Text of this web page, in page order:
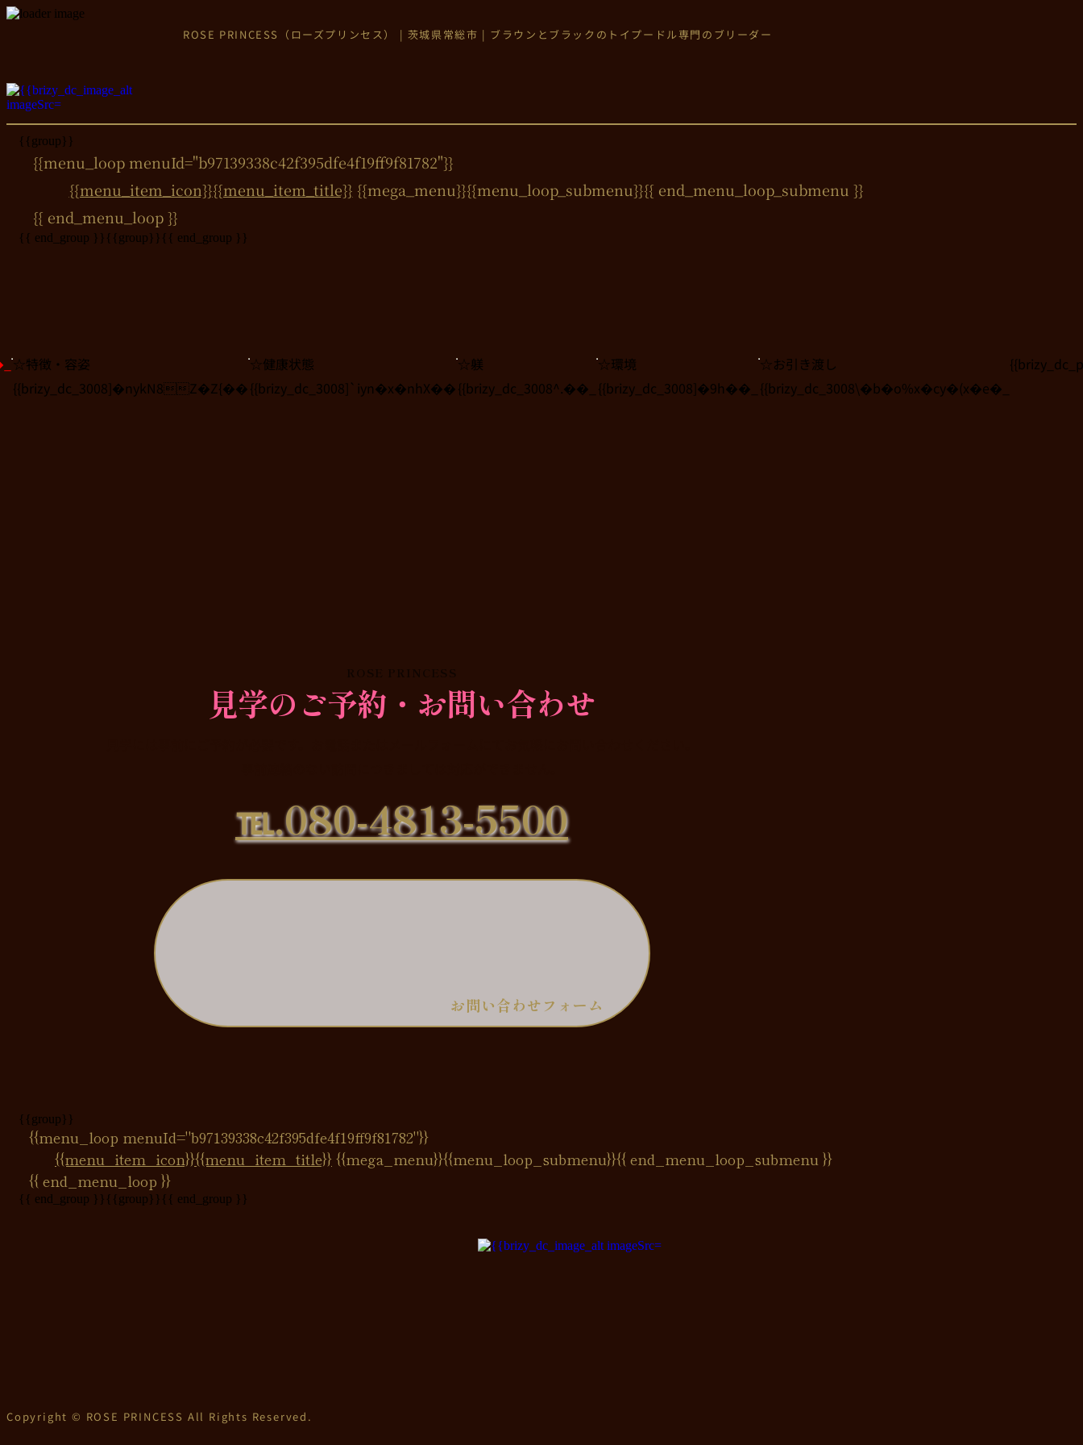
ROSE PRINCESS（ローズプリンセス） | 茨城県常総市 | ブラウンとブラックのトイプードル専門のブリーダー
{{group}}
{{menu_loop menuId="b97139338c42f395dfe4f19ff9f81782"}}
{{menu_item_icon}}{{menu_item_title}} {{mega_menu}}{{menu_loop_submenu}}{{ end_menu_loop_submenu }}
{{ end_menu_loop }}
{{ end_group }} {{group}} {{ end_group }}
☆特徴・容姿
{{brizy_dc_3008]�nykN8Z�Z{��
☆健康状態
{{brizy_dc_3008]`iyn�x�nhX��
☆躾
{{brizy_dc_3008^.��_
☆環境
{{brizy_dc_3008]�9h��_
☆お引き渡し
{{brizy_dc_3008\�b�o%x�cy�(x�e�_
見学のご予約・お問い合わせ
℡.080-4813-5500
お問い合わせフォーム
{{group}}
{{menu_loop menuId="b97139338c42f395dfe4f19ff9f81782"}}
{{menu_item_icon}}{{menu_item_title}}{{mega_menu}}{{menu_loop_submenu}}{{ end_menu_loop_submenu }}
{{ end_menu_loop }}
{{ end_group }} {{group}} {{ end_group }}
Copyright © ROSE PRINCESS All Rights Reserved.